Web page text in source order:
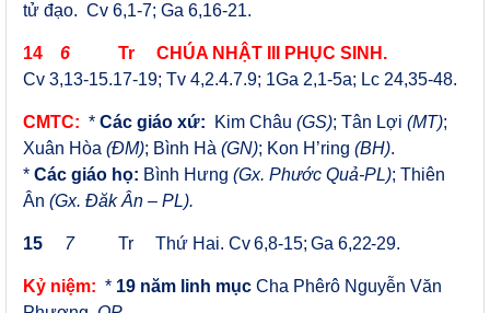
tử đạo. Cv 6,1-7; Ga 6,16-21.
14 6 Tr CHÚA NHẬT III PHỤC SINH.
Cv 3,13-15.17-19; Tv 4,2.4.7.9; 1Ga 2,1-5a; Lc 24,35-48.
CMTC: * Các giáo xứ: Kim Châu (GS); Tân Lợi (MT);
Xuân Hòa (ĐM); Bình Hà (GN); Kon H’ring (BH).
* Các giáo họ: Bình Hưng (Gx. Phước Quả-PL); Thiên
Ân (Gx. Đăk Ân – PL).
15 7 Tr Thứ Hai. Cv 6,8-15; Ga 6,22-29.
Kỷ niệm: * 19 năm linh mục Cha Phêrô Nguyễn Văn